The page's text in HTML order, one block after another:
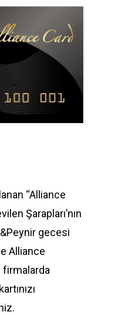
“Alliance
Şarapları’nın
gecesi
Alliance
firmalarda